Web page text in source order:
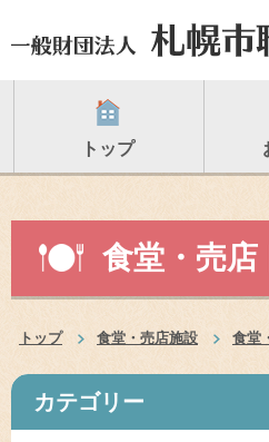
トップ
食堂・売店
トップ 食堂・売店施設 食堂
カテゴリー